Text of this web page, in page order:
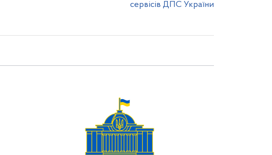
сервісів ДПС України